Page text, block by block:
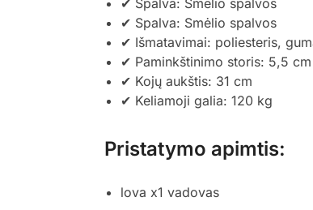
✔ Spalva: Smėlio spalvos
✔ Spalva: Smėlio spalvos
✔ Išmatavimai: poliesteris,
✔ Paminkštinimo storis: 5,5 cm
✔ Kojų aukštis: 31 cm
✔ Keliamoji galia: 120 kg
Pristatymo apimtis:
lova x1 vadovas